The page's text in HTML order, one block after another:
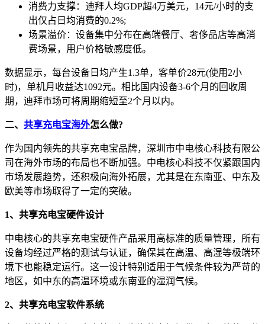
消费力支撑：迪拜人均GDP超4万美元，14元/小时的支
出仅占日均消费的0.2%;
场景溢价：设备集中分布在高端餐厅、奢侈品店等高消
费场景，用户价格敏感度低。
数据显示，每台设备日均产生1.3单，客单价28元(使用2小
时)，单机月收益达1092元。相比国内设备3-6个月的回收周
期，迪拜市场可将周期缩短至2个月以内。
二、 共享充电宝海外怎么做?
作为国内领先的共享充电宝品牌，深圳市中电核心科技有限公
司在海外市场的布局也不断加强。中电核心科技不仅紧跟国内
市场发展趋势，还积极向海外拓展，尤其是在东南亚、中东及
欧美等市场取得了一定的突破。
1、共享充电宝硬件设计
中电核心的共享充电宝硬件产品采用高标准的质量管理，所有
设备均经过严格的测试与认证，确保其在高温、高湿等极端环
境下也能稳定运行。这一设计特别适用于气候条件较为严苛的
地区，如中东的高温环境或东南亚的湿润气候。
2、共享充电宝软件系统